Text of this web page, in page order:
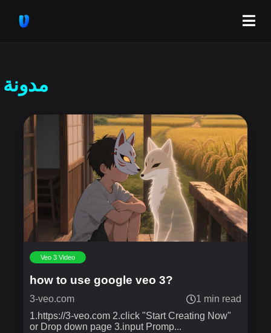
مدونة
Veo 3 Video
how to use google veo 3?
3-veo.com
1 min read
1.https://3-veo.com 2.click "Start Creating Now"
or Drop down page 3.input Promp...